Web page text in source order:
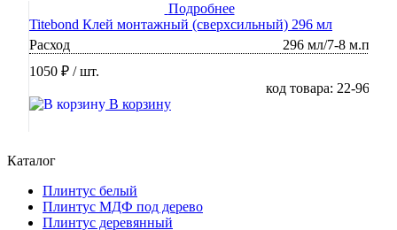
Подробнее
Titebond Клей монтажный (сверхсильный) 296 мл
Расход
296 мл/7-8 м.п
1050 ₽ / шт.
код товара: 22-96
В корзину
Каталог
Плинтус белый
Плинтус МДФ под дерево
Плинтус деревянный